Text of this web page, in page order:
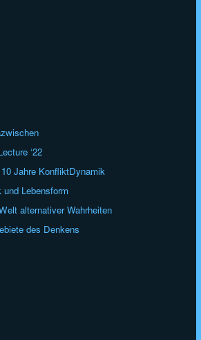
‘22
Jahre KonfliktDynamik
Lebensform
alternativer Wahrheiten
des Denkens